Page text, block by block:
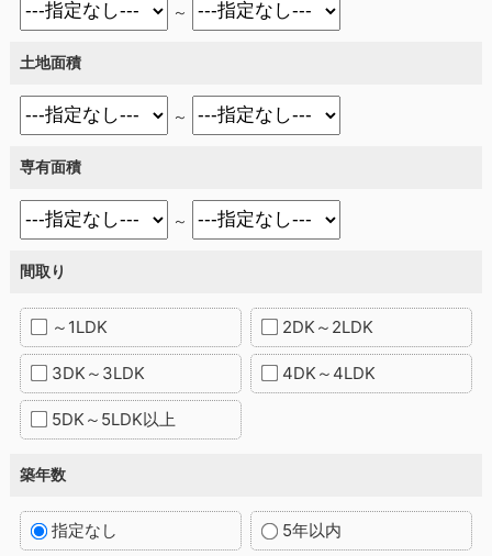
～
土地面積
～
専有面積
～
間取り
～1LDK 2DK～2LDK
3DK～3LDK 4DK～4LDK
5DK～5LDK以上
築年数
指定なし 5年以内